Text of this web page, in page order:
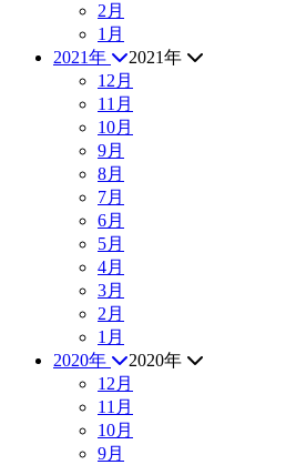
2月
1月
2021年
2021年
12月
11月
10月
9月
8月
7月
6月
5月
4月
3月
2月
1月
2020年
2020年
12月
11月
10月
9月